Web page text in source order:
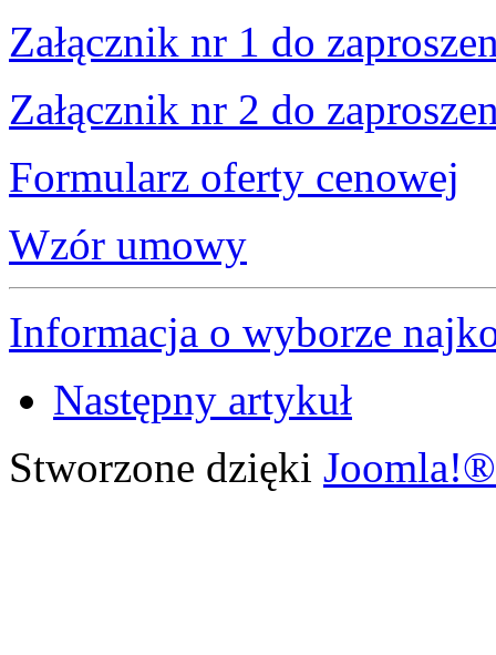
Załącznik nr 1 do
Załącznik nr 2 do
Formularz oferty cenowej
Wzór umowy
Informacja o wyborze
Następny artykuł
Stworzone dzięki Joomla!®